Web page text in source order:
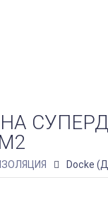
Docke